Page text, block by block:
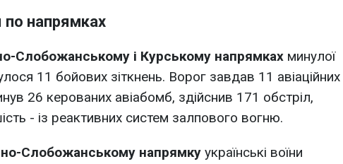
по напрямках
Слобожанському і Курському напрямках минулої
11 бойових зіткнень. Ворог завдав 11 авіаційних
26 керованих авіабомб, здійснив 171 обстріл,
- із реактивних систем залпового вогню.
Слобожанському напрямку українські воїни